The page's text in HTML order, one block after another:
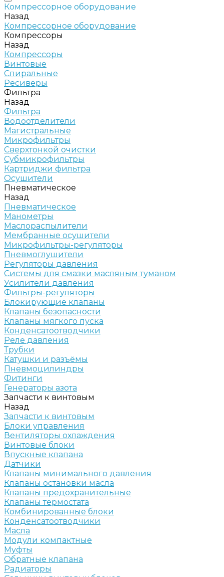
Компрессорное оборудование
Назад
Компрессорное оборудование
Компрессоры
Назад
Компрессоры
Винтовые
Спиральные
Ресиверы
Фильтра
Назад
Фильтра
Водоотделители
Магистральные
Микрофильтры
Сверхтонкой очистки
Субмикрофильтры
Картриджи фильтра
Осушители
Пневматическое
Назад
Пневматическое
Манометры
Маслораспылители
Мембранные осушители
Микрофильтры-регуляторы
Пневмоглушители
Регуляторы давления
Системы для смазки масляным туманом
Усилители давления
Фильтры-регуляторы
Блокирующие клапаны
Клапаны безопасности
Клапаны мягкого пуска
Конденсатоотводчики
Реле давления
Трубки
Катушки и разъёмы
Пневмоцилиндры
Фитинги
Генераторы азота
Запчасти к винтовым
Назад
Запчасти к винтовым
Блоки управления
Вентиляторы охлаждения
Винтовые блоки
Впускные клапана
Датчики
Клапаны минимального давления
Клапаны остановки масла
Клапаны предохранительные
Клапаны термостата
Комбинированные блоки
Конденсатоотводчики
Масла
Модули компактные
Муфты
Обратные клапана
Радиаторы